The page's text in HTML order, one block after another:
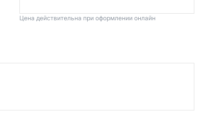
Цена действительна при оформлении онлайн